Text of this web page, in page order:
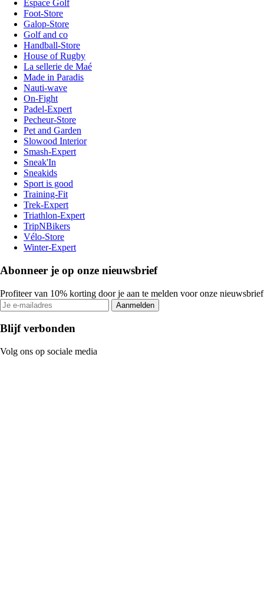
Espace Golf
Foot-Store
Galop-Store
Golf and co
Handball-Store
House of Rugby
La sellerie de Maé
Made in Paradis
Nauti-wave
On-Fight
Padel-Expert
Pecheur-Store
Pet and Garden
Slowood Interior
Smash-Expert
Sneak'In
Sneakids
Sport is good
Training-Fit
Trek-Expert
Triathlon-Expert
TripNBikers
Vélo-Store
Winter-Expert
Abonneer je op onze nieuwsbrief
Profiteer van 10% korting door je aan te melden voor onze nieuwsbrief
Aanmelden
Blijf verbonden
Volg ons op sociale media